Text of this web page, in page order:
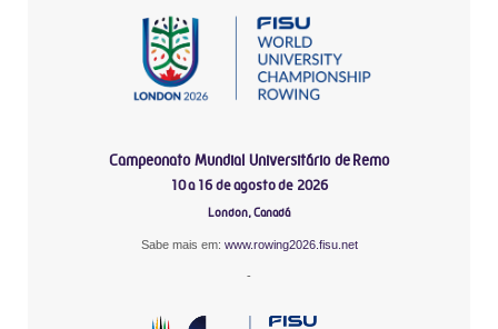
Campeonato Mundial Universitário de Remo
10 a 16 de agosto de 2026
London, Canadá
Sabe mais em: www.rowing2026.fisu.net
-